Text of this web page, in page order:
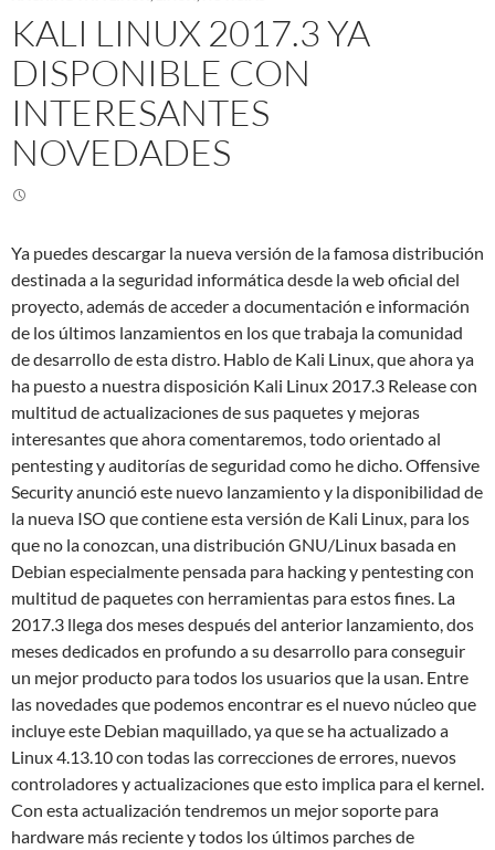
KALI LINUX 2017.3 YA
DISPONIBLE CON
INTERESANTES
NOVEDADES
Ya puedes descargar la nueva versión de la famosa distribución
destinada a la seguridad informática desde la web oficial del
proyecto, además de acceder a documentación e información
de los últimos lanzamientos en los que trabaja la comunidad
de desarrollo de esta distro. Hablo de Kali Linux, que ahora ya
ha puesto a nuestra disposición Kali Linux 2017.3 Release con
multitud de actualizaciones de sus paquetes y mejoras
interesantes que ahora comentaremos, todo orientado al
pentesting y auditorías de seguridad como he dicho. Offensive
Security anunció este nuevo lanzamiento y la disponibilidad de
la nueva ISO que contiene esta versión de Kali Linux, para los
que no la conozcan, una distribución GNU/Linux basada en
Debian especialmente pensada para hacking y pentesting con
multitud de paquetes con herramientas para estos fines. La
2017.3 llega dos meses después del anterior lanzamiento, dos
meses dedicados en profundo a su desarrollo para conseguir
un mejor producto para todos los usuarios que la usan. Entre
las novedades que podemos encontrar es el nuevo núcleo que
incluye este Debian maquillado, ya que se ha actualizado a
Linux 4.13.10 con todas las correcciones de errores, nuevos
controladores y actualizaciones que esto implica para el kernel.
Con esta actualización tendremos un mejor soporte para
hardware más reciente y todos los últimos parches de